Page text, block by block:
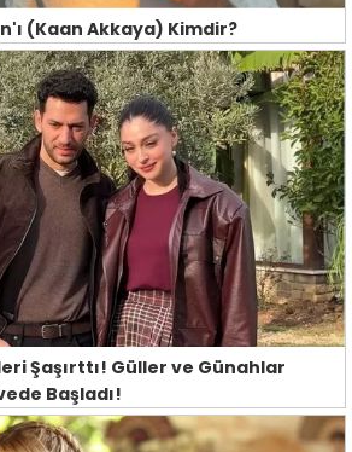
(Kaan Akkaya) Kimdir?
Şaşırttı! Güller ve Günahlar
Başladı!